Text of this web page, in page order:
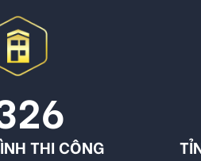
THI CÔNG